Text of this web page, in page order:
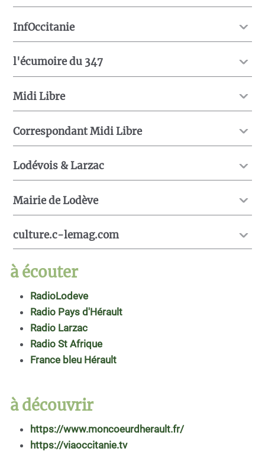
InfOccitanie
l'écumoire du 347
Midi Libre
Correspondant Midi Libre
Lodévois & Larzac
Mairie de Lodève
culture.c-lemag.com
à écouter
RadioLodeve
Radio Pays d'Hérault
Radio Larzac
Radio St Afrique
France bleu Hérault
à découvrir
https://www.moncoeurdherault.fr/
https://viaoccitanie.tv